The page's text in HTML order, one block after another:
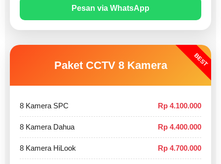
Pesan via WhatsApp
BEST
Paket CCTV 8 Kamera
8 Kamera SPC Rp 4.100.000
8 Kamera Dahua Rp 4.400.000
8 Kamera HiLook Rp 4.700.000